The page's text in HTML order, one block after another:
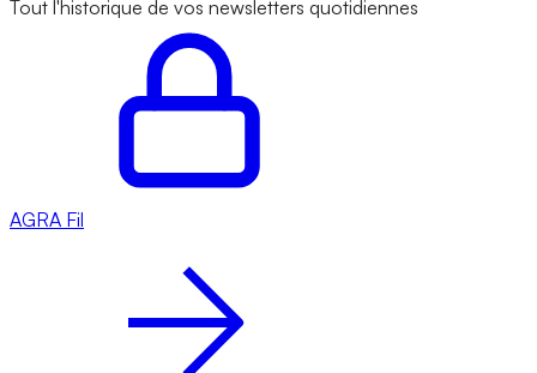
Tout l'historique de vos newsletters quotidiennes
AGRA Fil